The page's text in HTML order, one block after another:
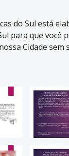
do Sul está
para que você
Cidade sem